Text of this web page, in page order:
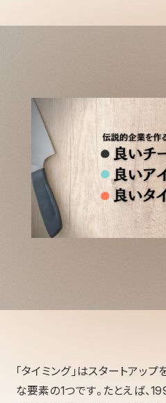
「タイミング」はスタートアッ
な要素の1つです。たとえば、